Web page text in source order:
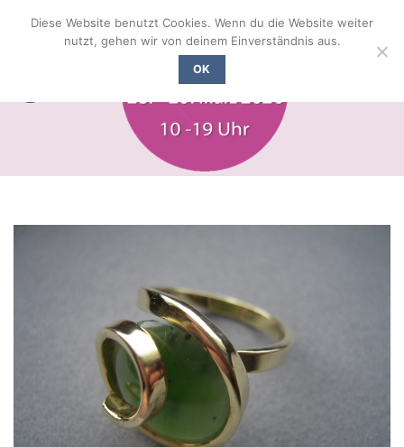
Inhalt
Diese Website benutzt Cookies. Wenn du die Website weiter
nutzt, gehen wir von deinem Einverständnis aus.
OK